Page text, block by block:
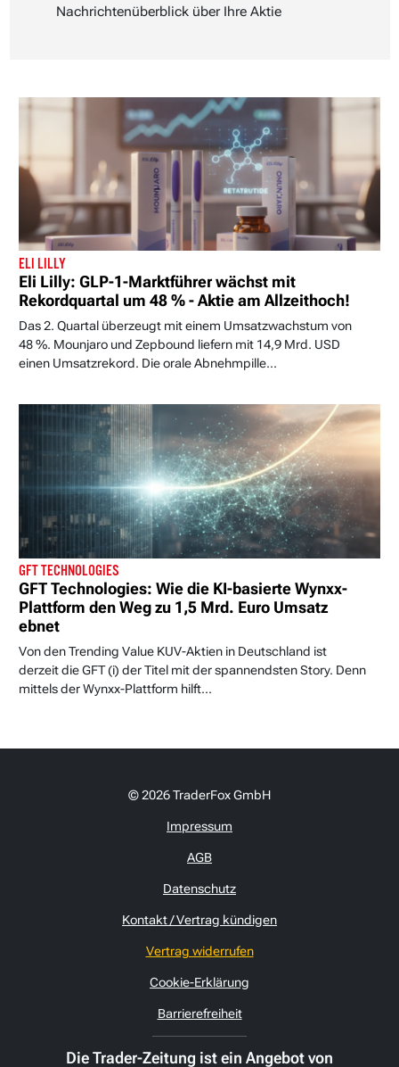
Nachrichtenüberblick über Ihre Aktie
ELI LILLY
Eli Lilly: GLP-1-Marktführer wächst mit
Rekordquartal um 48 % - Aktie am Allzeithoch!
Das 2. Quartal überzeugt mit einem Umsatzwachstum von
48 %. Mounjaro und Zepbound liefern mit 14,9 Mrd. USD
einen Umsatzrekord. Die orale Abnehmpille...
GFT TECHNOLOGIES
GFT Technologies: Wie die KI-basierte Wynxx-
Plattform den Weg zu 1,5 Mrd. Euro Umsatz
ebnet
Von den Trending Value KUV-Aktien in Deutschland ist
derzeit die GFT (i) der Titel mit der spannendsten Story. Denn
mittels der Wynxx-Plattform hilft...
© 2026 TraderFox GmbH
Impressum
AGB
Datenschutz
Kontakt / Vertrag kündigen
Vertrag widerrufen
Cookie-Erklärung
Barrierefreiheit
Die Trader-Zeitung ist ein Angebot von